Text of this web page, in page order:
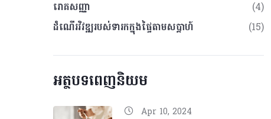
រោគសញ្ញា
(4)
ដំណើរវិវឌ្ឍរបស់ទារកក្នុងផ្ទៃតាមសប្តាហ៍
(15)
អត្ថបទពេញនិយម
Apr 10, 2024